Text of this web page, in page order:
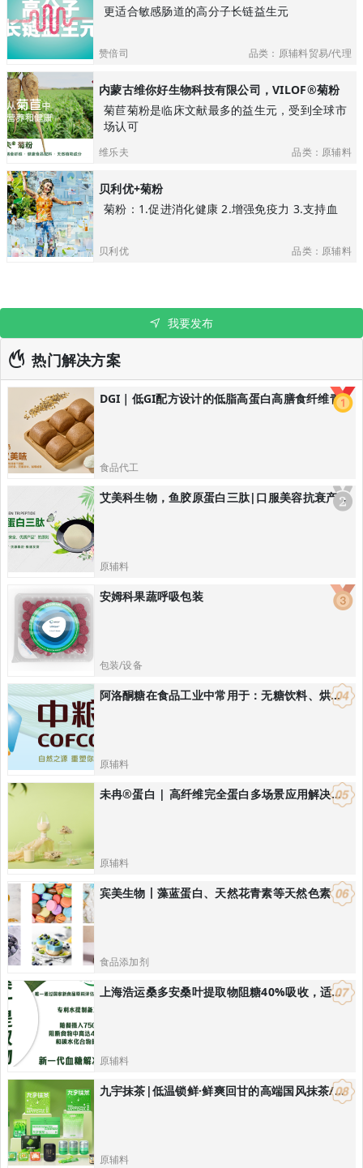
更适合敏感肠道的高分子长链益生元
赞倍司 品类：原辅料贸易/代理
内蒙古维你好生物科技有限公司，VILOF®菊粉
菊苣菊粉是临床文献最多的益生元，受到全球市
场认可
维乐夫 品类：原辅料
贝利优+菊粉
菊粉：1.促进消化健康 2.增强免疫力 3.支持血
贝利优 品类：原辅料
我要发布
热门解决方案
DGI｜低GI配方设计的低脂高蛋白高膳食纤维青稞黑全麦馒头/低GI主食解决方案
食品代工
艾美科生物，鱼胶原蛋白三肽|口服美容抗衰产品解决方案
原辅料
安姆科果蔬呼吸包装
包装/设备
阿洛酮糖在食品工业中常用于：无糖饮料、烘焙食品：替代蔗糖降低热量
原辅料
未冉®️蛋白 | 高纤维完全蛋白多场景应用解决方案
原辅料
宾美生物丨藻蓝蛋白、天然花青素等天然色素
食品添加剂
上海浩运桑多安桑叶提取物阻糖40%吸收，适合开发减肥控体产品
原辅料
九宇抹茶|低温锁鲜·鲜爽回甘的高端国风抹茶/饮品烘焙解决方案
原辅料